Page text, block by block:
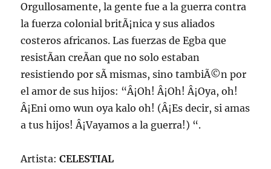
Orgullosamente, la gente fue a la guerra contra
la fuerza colonial britÃ¡nica y sus aliados
costeros africanos. Las fuerzas de Egba que
resistÃ­an creÃ­an que no solo estaban
resistiendo por sÃ­ mismas, sino tambiÃ©n por
el amor de sus hijos: “Â¡Oh! Â¡Oh! Â¡Oya, oh!
Â¡Eni omo wun oya kalo oh! (Â¡Es decir, si amas
a tus hijos! Â¡Vayamos a la guerra!) “.
Artista:CELESTIAL